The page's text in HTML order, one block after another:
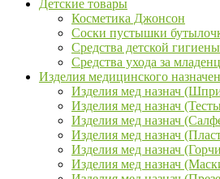
Детские товары
Косметика Джонсон
Соски пустышки
Средства детской гигиены
Средства ухода за
Изделия медицинского
Изделия мед назнач
Изделия мед назнач
Изделия мед назнач
Изделия мед назнач
Изделия мед назнач
Изделия мед назнач